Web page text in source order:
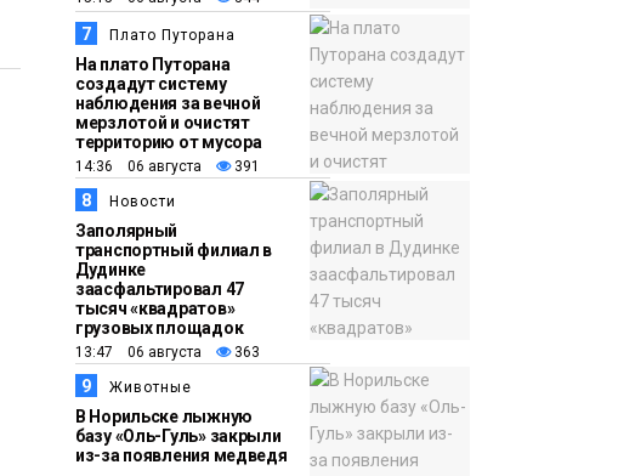
7 Плато Путорана
На плато Путорана
создадут систему
наблюдения за вечной
мерзлотой и очистят
территорию от мусора
14:36 06 августа 391
8 Новости
Заполярный
транспортный филиал в
Дудинке
заасфальтировал 47
тысяч «квадратов»
грузовых площадок
13:47 06 августа 363
9 Животные
В Норильске лыжную
базу «Оль-Гуль» закрыли
из-за появления медведя